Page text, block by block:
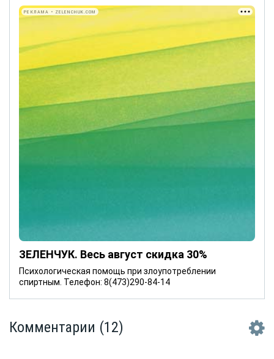
ЗЕЛЕНЧУК. Весь август скидка 30%
Психологическая помощь при злоупотреблении
спиртным. Телефон: 8(473)290-84-14
РЕКЛАМА • ZELENCHUK.COM
Комментарии (12)